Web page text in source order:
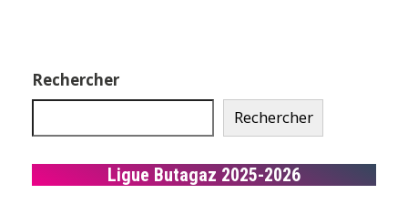
Rechercher
Rechercher
Ligue Butagaz 2025-2026